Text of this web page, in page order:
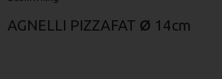
AGNELLI PIZZAFAT Ø 14cm